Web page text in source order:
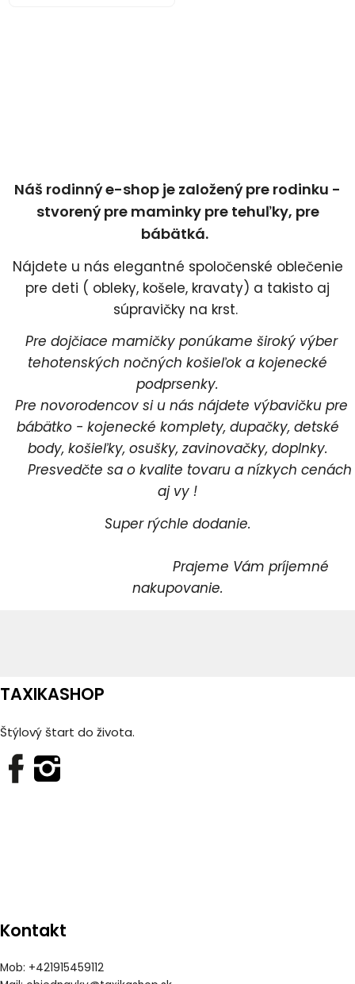
Náš rodinný e-shop je založený pre rodinku -
stvorený pre maminky pre tehuľky, pre
bábätká.
Nájdete u nás elegantné spoločenské oblečenie
pre deti ( obleky, košele, kravaty) a takisto aj
súpravičky na krst.
Pre dojčiace mamičky ponúkame široký výber
tehotenských nočných košieľok a kojenecké
podprsenky.
Pre novorodencov si u nás nájdete výbavičku pre
bábätko - kojenecké komplety, dupačky, detské
body, košieľky, osušky, zavinovačky, doplnky.
Presvedčte sa o kvalite tovaru a nízkych cenách
aj vy !
Super rýchle dodanie.
Prajeme Vám príjemné
nakupovanie.
TAXIKASHOP
Štýlový štart do života.
Kontakt
Mob: +421915459112